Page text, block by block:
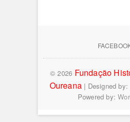
© 2026 Fundação
Oureana | Designed by:
Powered by: